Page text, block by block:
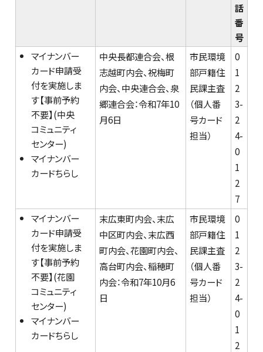
話
番
号
マイナンバー
カード申請受
付を実施しま
す【事前予約
不要】(中央
コミュニティ
センター)
マイナンバー
カードちらし
中央長都連合会、根
志越町内会、祝梅町
内会、中央連合会、泉
郷連合会：令和7年10
月6日
市民環境
部戸籍住
民課主査
（個人番
号カード
担当）
0
1
2
3-
2
4-
0
1
2
7
マイナンバー
カード申請受
付を実施しま
す【事前予約
不要】(花園
コミュニティ
センター)
マイナンバー
カードちらし
末広東町内会、末広
中区町内会、末広西
町内会、花園町内会、
高台町内会、稲穂町
内会：令和7年10月6
日
市民環境
部戸籍住
民課主査
（個人番
号カード
担当）
0
1
2
3-
2
4-
0
1
2